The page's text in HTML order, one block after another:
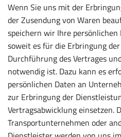
Wenn Sie uns mit der
der Zusendung von Waren
speichern wir Ihre
soweit es für die Erbringung
Durchführung des Vertrages
notwendig ist. Dazu kann es
persönlichen Daten an
zur Erbringung der
Vertragsabwicklung einsetzen.
Transportunternehmen oder